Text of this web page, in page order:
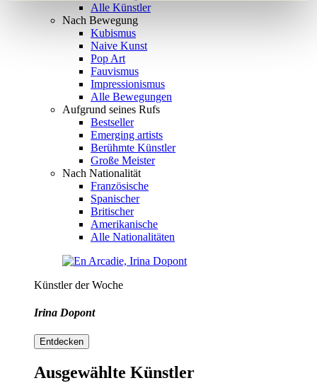
Alle Künstler
Nach Bewegung
Kubismus
Naive Kunst
Pop Art
Fauvismus
Impressionismus
Alle Bewegungen
Aufgrund seines Rufs
Bestseller
Emerging artists
Berühmte Künstler
Große Meister
Nach Nationalität
Französische
Spanischer
Britischer
Amerikanische
Alle Nationalitäten
Künstler der Woche
Irina Dopont
Entdecken
Ausgewählte Künstler